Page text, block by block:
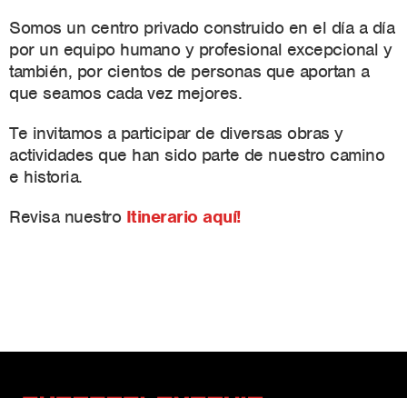
Somos un centro privado construido en el día a día
por un equipo humano y profesional excepcional y
también, por cientos de personas que aportan a
que seamos cada vez mejores.
Te invitamos a participar de diversas obras y
actividades que han sido parte de nuestro camino
e historia.
Revisa nuestro Itinerario aquí!